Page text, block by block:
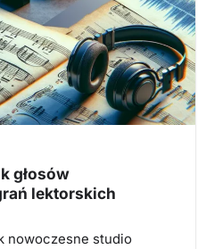
głosów
lektorskich
nowoczesne studio